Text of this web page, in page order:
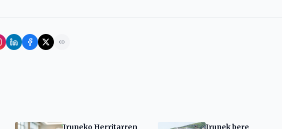
Iruneko Herritarren
Irunek bere